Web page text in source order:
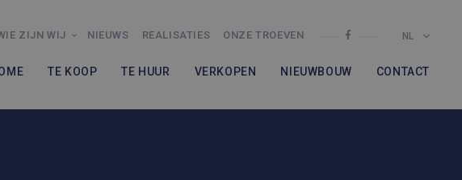
ZIJN WIJ NIEUWS REALISATIES ONZE TROEVEN NL
TE KOOP TE HUUR VERKOPEN NIEUWBOUW CONTACT